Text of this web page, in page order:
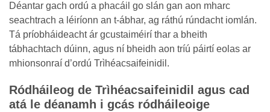
Déantar gach ordú a phacáil go slán gan aon mharc
seachtrach a léiríonn an t-ábhar, ag ráthú rúndacht iomlán.
Tá príobháideacht ár gcustaiméirí thar a bheith
tábhachtach dúinn, agus ní bheidh aon tríú páirtí eolas ar
mhionsonraí d’ordú Trìhéacsaifeinidil.
Ródháileog de Trìhéacsaifeinidil agus cad
atá le déanamh i gcás ródháileoige